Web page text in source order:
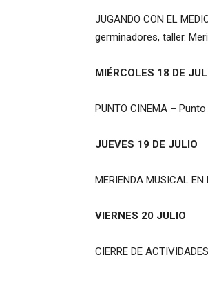
JUGANDO CON EL
germinadores, taller.
MIÉRCOLES 18 DE
PUNTO CINEMA –
JUEVES 19 DE JULIO
MERIENDA MUSICAL
VIERNES 20 JULIO
CIERRE DE